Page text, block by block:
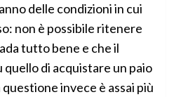
delle condizioni in cui
non è possibile ritenere
tutto bene e che il
quello di acquistare un paio
invece è assai più